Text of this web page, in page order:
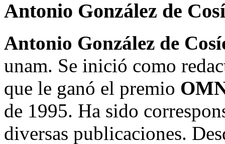
Antonio González de
Antonio González de
unam. Se inició como
que le ganó el premio
de 1995. Ha sido
diversas publicaciones.